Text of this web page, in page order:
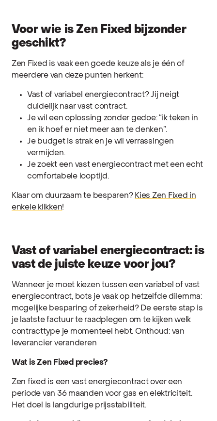
Voor wie is Zen Fixed bijzonder
geschikt?
Zen Fixed is vaak een goede keuze als je één of
meerdere van deze punten herkent:
Vast of variabel energiecontract? Jij neigt
duidelijk naar vast contract.
Je wil een oplossing zonder gedoe: “ik teken in
en ik hoef er niet meer aan te denken”.
Je budget is strak en je wil verrassingen
vermijden.
Je zoekt een vast energiecontract met een echt
comfortabele looptijd.
Klaar om duurzaam te besparen? Kies Zen Fixed in
enkele klikken!
Vast of variabel energiecontract: is
vast de juiste keuze voor jou?
Wanneer je moet kiezen tussen een variabel of vast
energiecontract, bots je vaak op hetzelfde dilemma:
mogelijke besparing of zekerheid? De eerste stap is
je laatste factuur te raadplegen om te kijken welk
contracttype je momenteel hebt. Onthoud: van
leverancier veranderen
Wat is Zen Fixed precies?
Zen fixed is een vast energiecontract over een
periode van 36 maanden voor gas en elektriciteit.
Het doel is langdurige prijsstabiliteit.